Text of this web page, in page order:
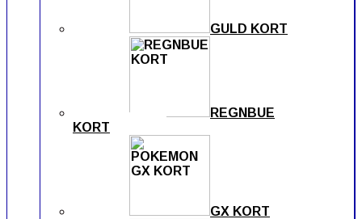
GULD KORT
REGNBUE
KORT
GX KORT